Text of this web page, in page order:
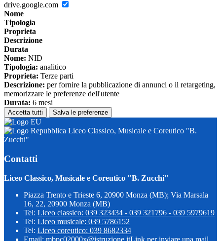
drive.google.com
Nome
Tipologia
Proprieta
Descrizione
Durata
Nome: NID
Tipologia: analitico
Proprieta: Terze parti
Descrizione: per fornire la pubblicazione di annunci o il retargeting,
memorizzare le preferenze dell'utente
Durata: 6 mesi
Accetta tutti Salva le preferenze
Liceo Classico, Musicale e Coreutico "B.
Zucchi"
Contatti
Liceo Classico, Musicale e Coreutico "B. Zucchi"
Piazza Trento e Trieste 6, 20900 Monza (MB); Via Marsala
16, 22, 20900 Monza (MB)
Tel: Liceo classico: 039 323434 - 039 321796 - 039 5979619
Tel: Liceo musicale: 039 5786152
Tel: Liceo coreutico: 039 8682334
Email: mbpc02000x@istruzione.itLink per inviare una mail